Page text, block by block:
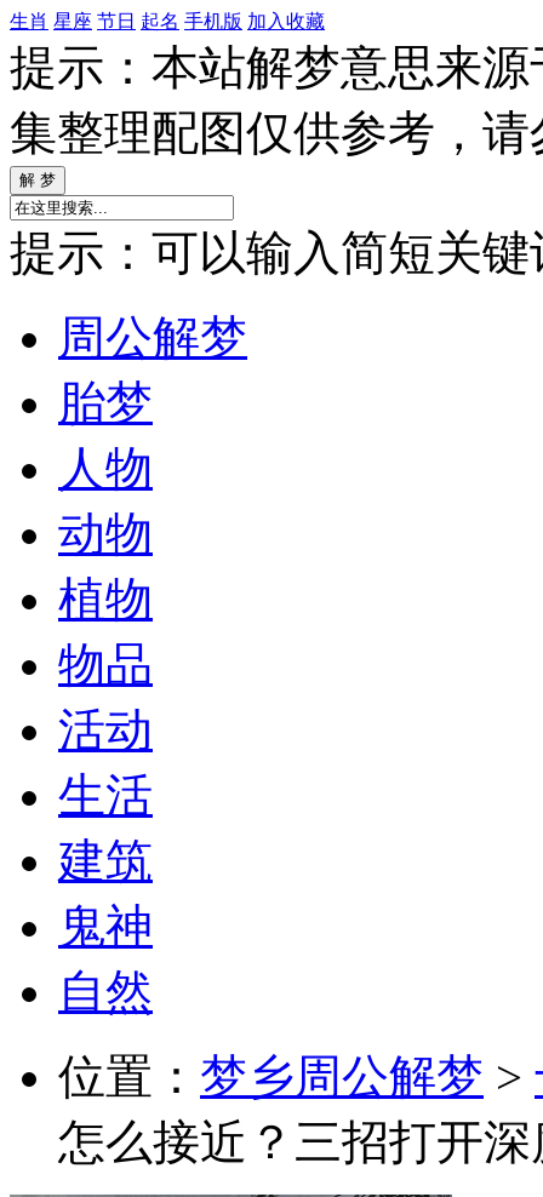
生肖 星座 节日 起名 手机版 加入收藏
提示：本站解梦意思来
集整理配图仅供参考，
提示：可以输入简短关键
周公解梦
胎梦
人物
动物
植物
物品
活动
生活
建筑
鬼神
自然
位置： 梦乡周公解梦 >
怎么接近？三招打开